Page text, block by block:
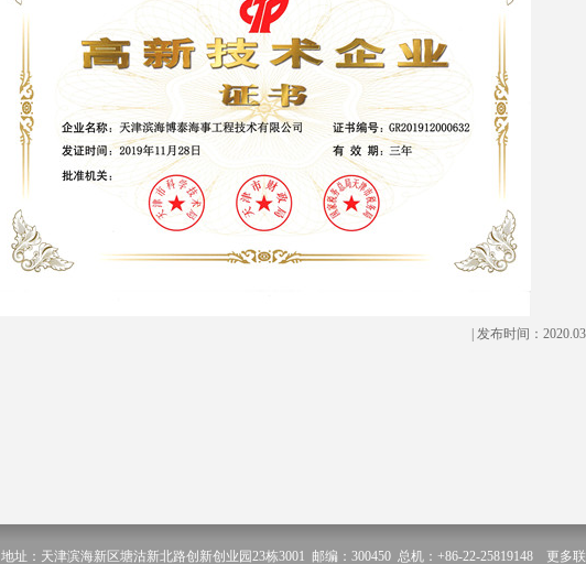
| 发布时间：
地址：天津滨海新区塘沽新北路创新创业园23栋3001 邮编：300450 总机：+86-22-25819148 更多